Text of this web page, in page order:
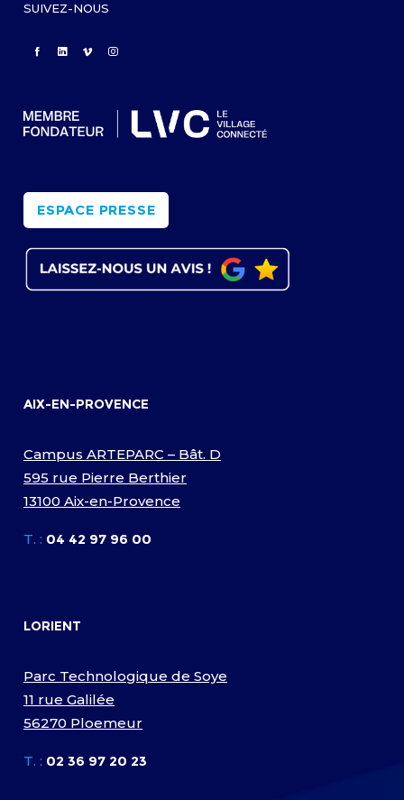
SUIVEZ-NOUS
ESPACE PRESSE
AIX-EN-PROVENCE
Campus ARTEPARC – Bât. D
595 rue Pierre Berthier
13100 Aix-en-Provence
T. : 04 42 97 96 00
LORIENT
Parc Technologique de Soye
11 rue Galilée
56270 Ploemeur
T. : 02 36 97 20 23